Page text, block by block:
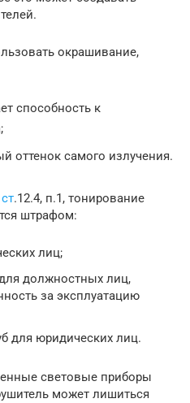
окрашивание,
способность к
оттенок самого излучения.
.12.4, п.1, тонирование
штрафом:
лиц;
должностных лиц,
за эксплуатацию
для юридических лиц.
световые приборы
может лишиться